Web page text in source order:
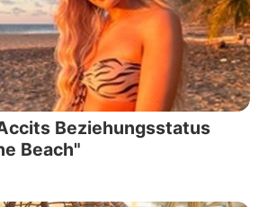
Beziehungsstatus
Beach"